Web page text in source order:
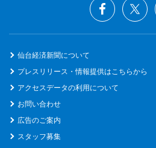
仙台経済新聞について
プレスリリース・情報提供はこちらから
アクセスデータの利用について
お問い合わせ
広告のご案内
スタッフ募集